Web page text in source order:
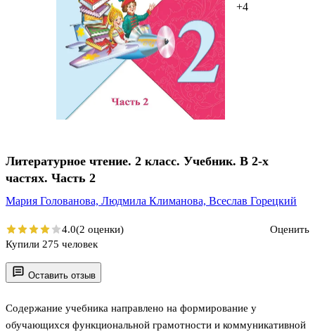
+4
Оставить отзыв
Содержание учебника направлено на формирование у
обучающихся функциональной грамотности и коммуникативной
Литературное чтение. 2 класс. Учебник. В 2-х
частях. Часть 2
Мария Голованова, Людмила Климанова, Всеслав Горецкий
4.0(2 оценки)
Оценить
Купили 275 человек